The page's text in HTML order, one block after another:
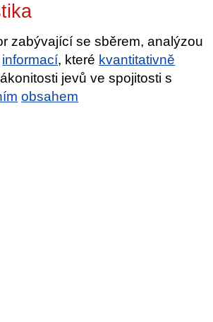
zabývající se sběrem, analýzou
informací, které kvantitativně
jevů ve spojitosti s
obsahem